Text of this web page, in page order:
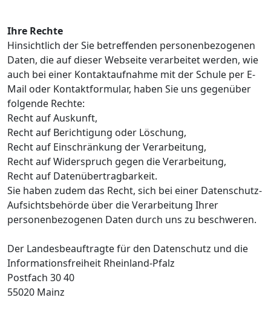
Ihre Rechte
Hinsichtlich der Sie betreffenden personenbezogenen
Daten, die auf dieser Webseite verarbeitet werden, wie
auch bei einer Kontaktaufnahme mit der Schule per E-
Mail oder Kontaktformular, haben Sie uns gegenüber
folgende Rechte:
Recht auf Auskunft,
Recht auf Berichtigung oder Löschung,
Recht auf Einschränkung der Verarbeitung,
Recht auf Widerspruch gegen die Verarbeitung,
Recht auf Datenübertragbarkeit.
Sie haben zudem das Recht, sich bei einer Datenschutz-
Aufsichtsbehörde über die Verarbeitung Ihrer
personenbezogenen Daten durch uns zu beschweren.
Der Landesbeauftragte für den Datenschutz und die
Informationsfreiheit Rheinland-Pfalz
Postfach 30 40
55020 Mainz